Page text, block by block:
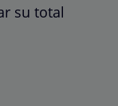
su total